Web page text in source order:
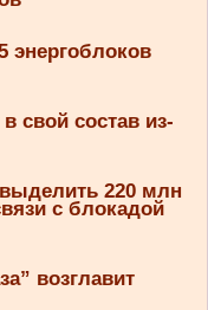
энергоблоков
свой состав из-
220 млн
с блокадой
возглавит